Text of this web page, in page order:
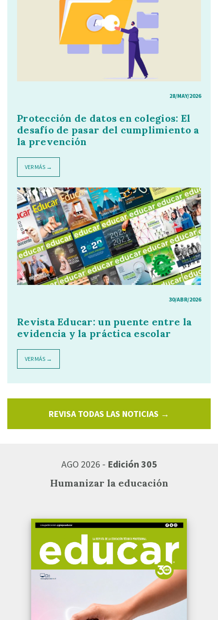
28/MAY/2026
Protección de datos en colegios: El
desafío de pasar del cumplimiento a
la prevención
VER MÁS →
30/ABR/2026
Revista Educar: un puente entre la
evidencia y la práctica escolar
VER MÁS →
REVISA TODAS LAS NOTICIAS →
AGO 2026 - Edición 305
Humanizar la educación